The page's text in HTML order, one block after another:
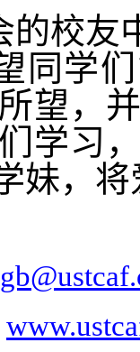
的校友
同学
望，
学习
妹，